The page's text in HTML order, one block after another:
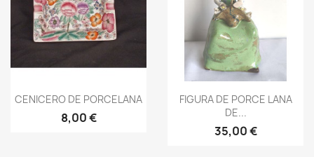
Vista rápida
CENICERO DE PORCELANA
8,00 €
Vista rápida
FIGURA DE PORCE LANA
DE...
35,00 €